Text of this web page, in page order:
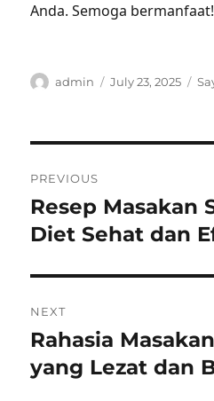
Anda. Semoga bermanfaat!
Author
admin
Posted
July 23, 2025
navigation
PREVIOUS
Previous
post:
Resep Masakan
Diet Sehat dan
NEXT
Next
post:
Rahasia
yang Lezat dan